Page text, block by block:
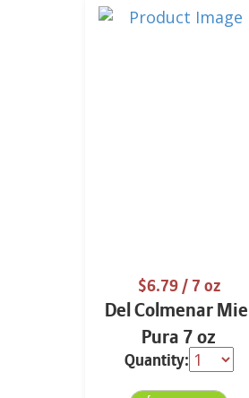
$6.79/ 7 oz
Del Colmenar
Pura 7 oz
Quantity: